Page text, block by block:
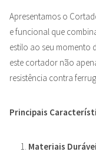
Apresentamos o
e funcional que
estilo ao seu momento
este cortador não
resistência contra
Principais
Materiais